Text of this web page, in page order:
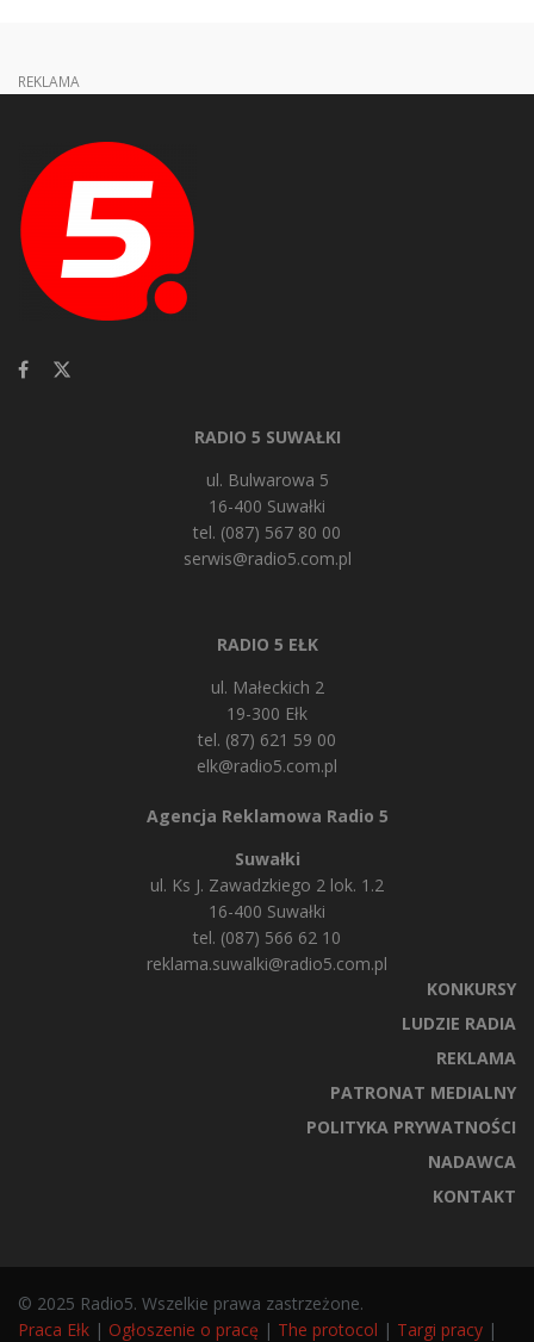
REKLAMA
RADIO 5 SUWAŁKI
ul. Bulwarowa 5
16-400 Suwałki
tel. (087) 567 80 00
serwis@radio5.com.pl
RADIO 5 EŁK
ul. Małeckich 2
19-300 Ełk
tel. (87) 621 59 00
elk@radio5.com.pl
Agencja Reklamowa Radio 5
Suwałki
ul. Ks J. Zawadzkiego 2 lok. 1.2
16-400 Suwałki
tel. (087) 566 62 10
reklama.suwalki@radio5.com.pl
KONKURSY
LUDZIE RADIA
REKLAMA
PATRONAT MEDIALNY
POLITYKA PRYWATNOŚCI
NADAWCA
KONTAKT
© 2025 Radio5. Wszelkie prawa zastrzeżone.
Praca Ełk | Ogłoszenie o pracę | The protocol | Targi pracy |